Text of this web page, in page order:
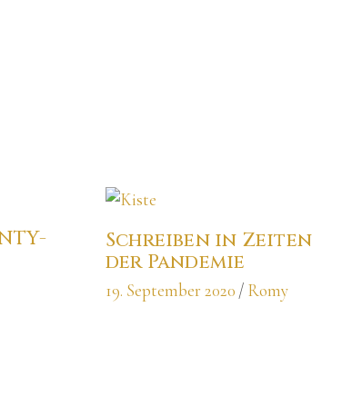
Schreiben in Zeiten
der Pandemie
19. September 2020 Romy